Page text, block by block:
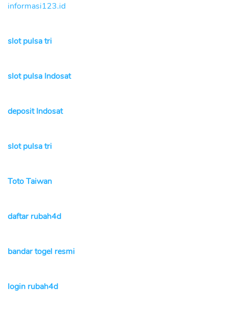
informasi123.id
slot pulsa tri
slot pulsa Indosat
deposit Indosat
slot pulsa tri
Toto Taiwan
daftar rubah4d
bandar togel resmi
login rubah4d